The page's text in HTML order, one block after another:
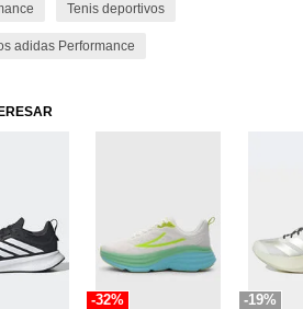
Tenis deportivos
adidas Performance
-32% -19%